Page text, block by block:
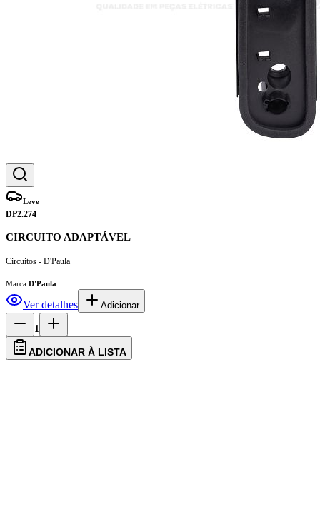
Leve
DP2.274
CIRCUITO ADAPTÁVEL
Circuitos - D'Paula
Marca:D'Paula
Ver detalhes Adicionar
1
ADICIONAR À LISTA